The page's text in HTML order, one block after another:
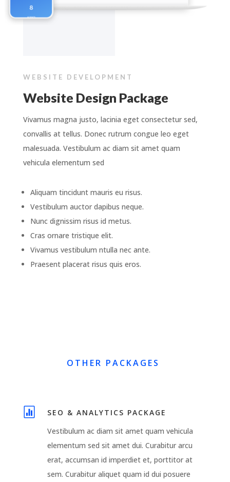
WEBSITE DEVELOPMENT
Website Design Package
Vivamus magna justo, lacinia eget consectetur sed,
convallis at tellus. Donec rutrum congue leo eget
malesuada. Vestibulum ac diam sit amet quam
vehicula elementum sed
Aliquam tincidunt mauris eu risus.
Vestibulum auctor dapibus neque.
Nunc dignissim risus id metus.
Cras ornare tristique elit.
Vivamus vestibulum ntulla nec ante.
Praesent placerat risus quis eros.
OTHER PACKAGES

SEO & ANALYTICS PACKAGE
Vestibulum ac diam sit amet quam vehicula
elementum sed sit amet dui. Curabitur arcu
erat, accumsan id imperdiet et, porttitor at
sem. Curabitur aliquet quam id dui posuere